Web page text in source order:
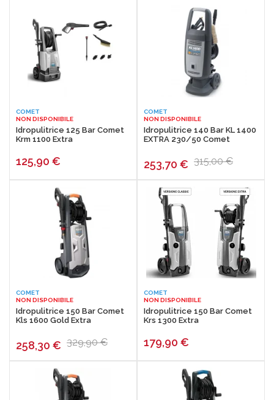
COMET
NON DISPONIBILE
Idropulitrice 125 Bar Comet
Krm 1100 Extra
125,90 €
COMET
NON DISPONIBILE
Idropulitrice 140 Bar KL 1400
EXTRA 230/50 Comet
253,70 € 315,00 €
COMET
NON DISPONIBILE
Idropulitrice 150 Bar Comet
Kls 1600 Gold Extra
258,30 € 329,90 €
COMET
NON DISPONIBILE
Idropulitrice 150 Bar Comet
Krs 1300 Extra
179,90 €